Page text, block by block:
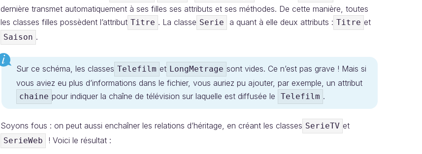
dernière transmet automatiquement à ses filles ses attributs et ses méthodes. De cette manière, toutes
les classes filles possèdent l’attribut Titre . La classe Serie a quant à elle deux attributs : Titre et
Saison .
Sur ce schéma, les classes Telefilm et LongMetrage sont vides. Ce n’est pas grave ! Mais si
vous aviez eu plus d’informations dans le fichier, vous auriez pu ajouter, par exemple, un attribut
chaine pour indiquer la chaîne de télévision sur laquelle est diffusée le Telefilm .
Soyons fous : on peut aussi enchaîner les relations d’héritage, en créant les classes SerieTV et
SerieWeb ! Voici le résultat :